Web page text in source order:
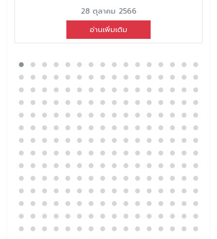
28 ตุลาคม 2566
อ่านเพิ่มเติม